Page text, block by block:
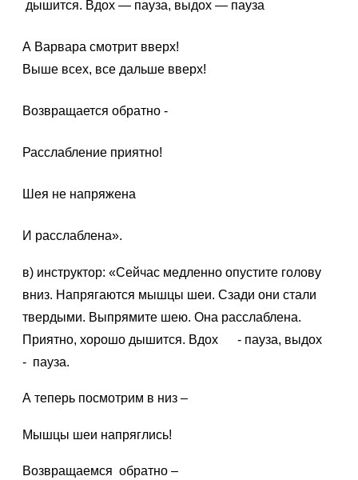
дышится. Вдох — пауза, выдох — пауза
А Варвара смотрит вверх!
Выше всех, все дальше вверх!
Возвращается обратно -
Расслабление приятно!
Шея не напряжена
И расслаблена».
в) инструктор: «Сейчас медленно опустите голову
вниз. Напрягаются мышцы шеи. Сзади они стали
твердыми. Выпрямите шею. Она расслаблена.
Приятно, хорошо дышится. Вдох - пауза, выдох
- пауза.
А теперь посмотрим в низ –
Мышцы шеи напряглись!
Возвращаемся обратно –